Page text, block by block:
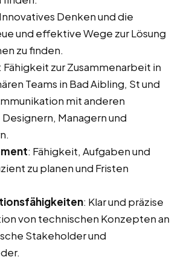
Denken und die
und effektive Wege zur Lösung
zu finden.
: Fähigkeit zur Zusammenarbeit in
Teams in Bad Aibling, St und
mit anderen
Managern und
: Fähigkeit, Aufgaben und
zu planen und Fristen
: Klar und präzise
von technischen Konzepten an
Stakeholder und